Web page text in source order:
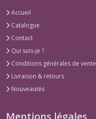
Accueil
Catalogue
Contact
Qui suis-je ?
Conditions générales de vente
Livraison & retours
Nouveautés
Mentions légales